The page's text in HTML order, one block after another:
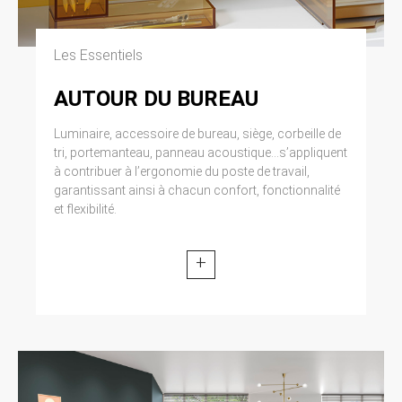
Les Essentiels
AUTOUR DU BUREAU
Luminaire, accessoire de bureau, siège, corbeille de
tri, portemanteau, panneau acoustique...s’appliquent
à contribuer à l’ergonomie du poste de travail,
garantissant ainsi à chacun confort, fonctionnalité
et flexibilité.
+